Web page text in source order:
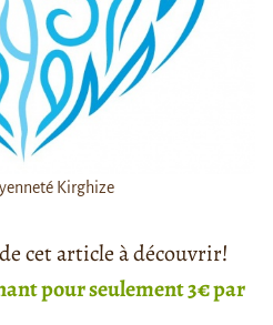
Kirghize
cet article à découvrir!
pour seulement 3€ par